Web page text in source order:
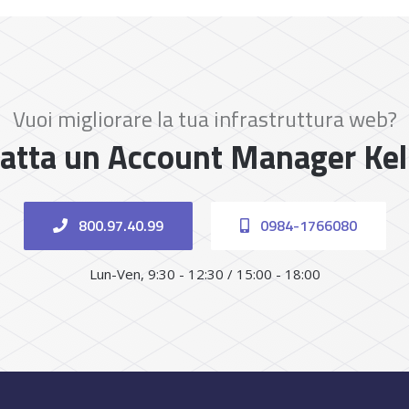
Vuoi migliorare la tua infrastruttura web?
un Account Manager
800.97.40.99 0984-1766080
Lun-Ven, 9:30 - 12:30 / 15:00 - 18:00